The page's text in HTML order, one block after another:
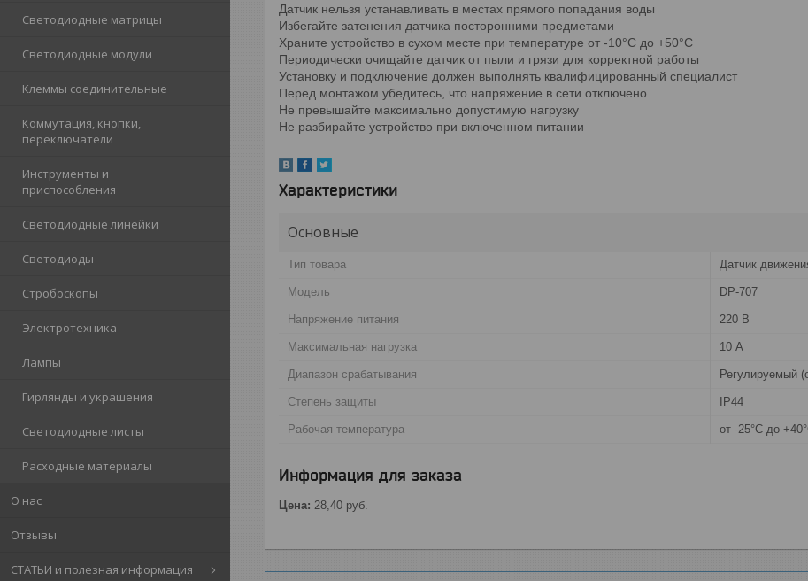
Светодиодные матрицы
Светодиодные модули
Клеммы соединительные
Коммутация, кнопки,
переключатели
Инструменты и
приспособления
Светодиодные линейки
Светодиоды
Стробоскопы
Электротехника
Лампы
Гирлянды и украшения
Светодиодные листы
Расходные материалы
О нас
Отзывы
СТАТЬИ и полезная информация
Датчик нельзя устанавливать в местах прямого попадания воды
Избегайте затенения датчика посторонними предметами
Храните устройство в сухом месте при температуре от -10°C до +50°C
Периодически очищайте датчик от пыли и грязи для корректной работы
Установку и подключение должен выполнять квалифицированный специалист
Перед монтажом убедитесь, что напряжение в сети отключено
Не превышайте максимально допустимую нагрузку
Не разбирайте устройство при включенном питании
Характеристики
Основные
Тип товара Датчик
Модель DP-707
Напряжение питания 220 В
Максимальная нагрузка 10 А
Диапазон срабатывания Регулируемый
Степень защиты IP44
Рабочая температура от -25°C до
Информация для заказа
Цена: 28,40 руб.